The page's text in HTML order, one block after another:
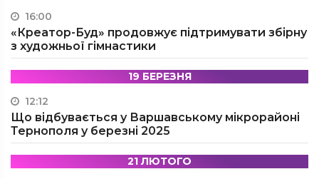
16:00
«Креатор-Буд» продовжує підтримувати збірну
з художньої гімнастики
19 БЕРЕЗНЯ
12:12
Що відбувається у Варшавському мікрорайоні
Тернополя у березні 2025
21 ЛЮТОГО